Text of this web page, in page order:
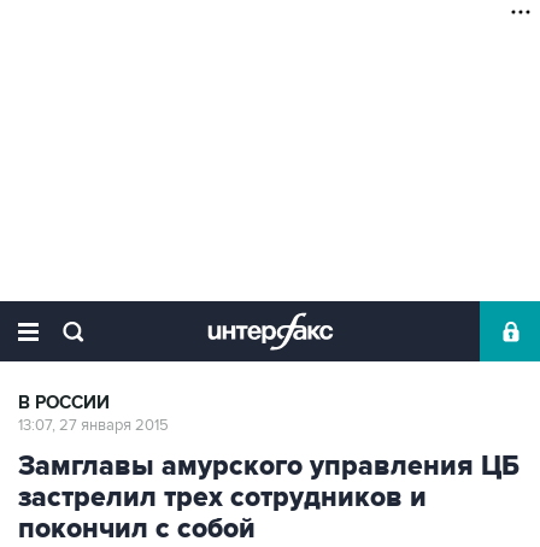
В РОССИИ
13:07, 27 января 2015
Замглавы амурского управления ЦБ
застрелил трех сотрудников и
покончил с собой